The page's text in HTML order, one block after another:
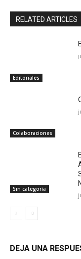
RELATED ARTICLES
Editoriales
Colaboraciones
Sin categoría
DEJA UNA